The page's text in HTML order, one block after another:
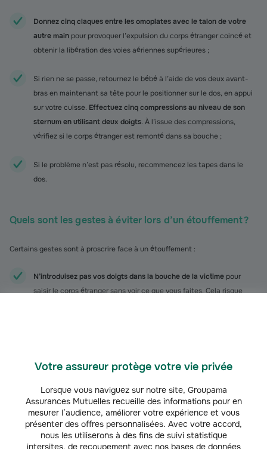
Votre assureur protège votre vie privée
Lorsque vous naviguez sur notre site, Groupama
Assurances Mutuelles recueille des informations pour en
mesurer l’audience, améliorer votre expérience et vous
présenter des offres personnalisées. Avec votre accord,
nous les utiliserons à des fins de suivi statistique
intersites, de recoupement avec nos bases de données
Donnez cinq claques entre les omoplates avec le talon de votre
autre main pour provoquer l’expulsion du corps étranger coincé et
obtenir la libération des voies aériennes supérieures ;
Si rien ne se passe, retournez le bébé à l’aide de vos deux avant-
bras en maintenant sa tête pour le positionner sur le dos, en appui
sur votre cuisse. Effectuez cinq compressions au niveau de son
sternum en utilisant deux doigts. À l’issue des compressions,
vérifiez si le corps étranger est remonté dans sa bouche ;
Si le problème n’est pas résolu, recommencez les tapes dans le
dos.
Quels sont les gestes à éviter lors d’un étouffement ?
Certains gestes sont à proscrire face à un étouffement :
N’introduisez pas vos doigts dans la bouche de la victime pour
saisir le corps étranger sans voir ce que vous faites. Cela risque
Ne tentez pas de donner à boire à la victime, même une petite
N’allongez pas la victime, sauf en cas de personne inconsciente
La position allongée favorise le blocage complet des voies
aériennes.